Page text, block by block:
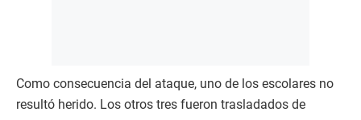
Como consecuencia del ataque, uno de los escolares no
resultó herido. Los otros tres fueron trasladados de